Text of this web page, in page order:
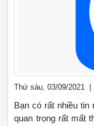
Thứ sáu, 03/09/2021
Bạn có rất nhiều
quan trọng rất mất